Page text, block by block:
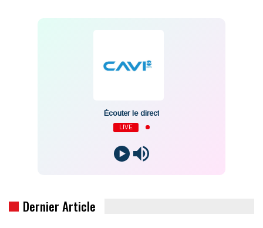
Écouter le direct
LIVE
Dernier Article